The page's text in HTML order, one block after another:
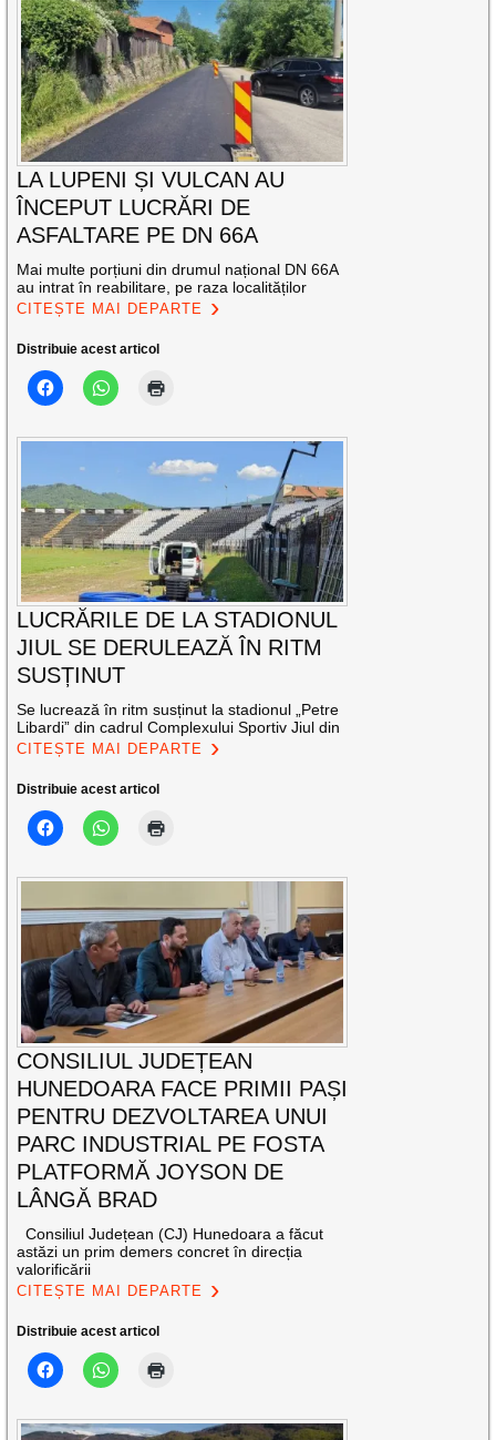
LA LUPENI ȘI VULCAN AU
ÎNCEPUT LUCRĂRI DE
ASFALTARE PE DN 66A
Mai multe porțiuni din drumul național DN 66A
au intrat în reabilitare, pe raza localităților
CITEȘTE MAI DEPARTE
Distribuie acest articol
LUCRĂRILE DE LA STADIONUL
JIUL SE DERULEAZĂ ÎN RITM
SUSȚINUT
Se lucrează în ritm susținut la stadionul „Petre
Libardi” din cadrul Complexului Sportiv Jiul din
CITEȘTE MAI DEPARTE
Distribuie acest articol
CONSILIUL JUDEȚEAN
HUNEDOARA FACE PRIMII PAȘI
PENTRU DEZVOLTAREA UNUI
PARC INDUSTRIAL PE FOSTA
PLATFORMĂ JOYSON DE
LÂNGĂ BRAD
Consiliul Județean (CJ) Hunedoara a făcut
astăzi un prim demers concret în direcția
valorificării
CITEȘTE MAI DEPARTE
Distribuie acest articol